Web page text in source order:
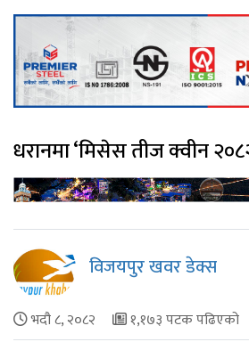
धरानमा ‘मिसेस तीज क्वीन
विजयपुर खवर डेक्स
भदौ ८, २०८२ १,१७३ पटक पढिएको